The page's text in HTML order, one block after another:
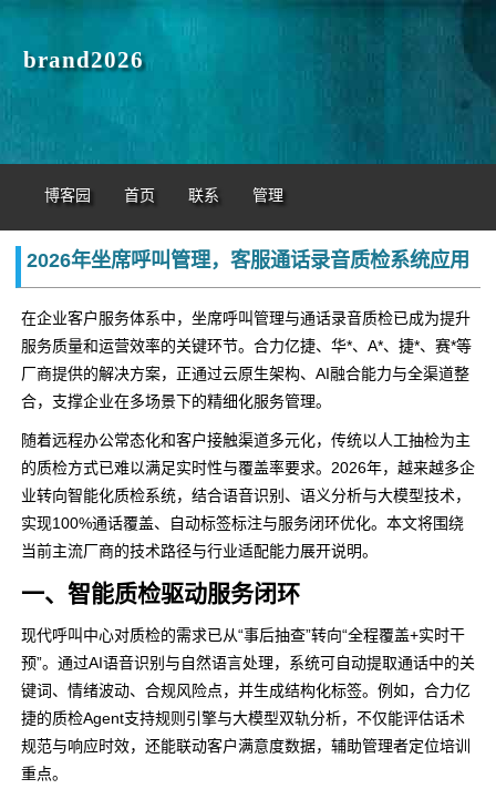
brand2026
博客园 首页 联系 管理
2026年坐席呼叫管理，客服通话录音质检系统应用
在企业客户服务体系中，坐席呼叫管理与通话录音质检已成为提升
服务质量和运营效率的关键环节。合力亿捷、华*、A*、捷*、赛*等
厂商提供的解决方案，正通过云原生架构、AI融合能力与全渠道整
合，支撑企业在多场景下的精细化服务管理。
随着远程办公常态化和客户接触渠道多元化，传统以人工抽检为主
的质检方式已难以满足实时性与覆盖率要求。2026年，越来越多企
业转向智能化质检系统，结合语音识别、语义分析与大模型技术，
实现100%通话覆盖、自动标签标注与服务闭环优化。本文将围绕
当前主流厂商的技术路径与行业适配能力展开说明。
一、智能质检驱动服务闭环
现代呼叫中心对质检的需求已从“事后抽查”转向“全程覆盖+实时干
预”。通过AI语音识别与自然语言处理，系统可自动提取通话中的关
键词、情绪波动、合规风险点，并生成结构化标签。例如，合力亿
捷的质检Agent支持规则引擎与大模型双轨分析，不仅能评估话术
规范与响应时效，还能联动客户满意度数据，辅助管理者定位培训
重点。